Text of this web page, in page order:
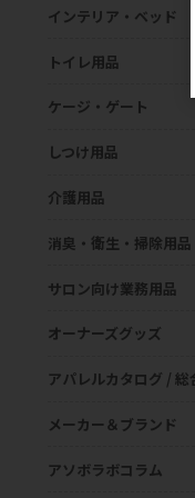
インテリア・ベッド
トイレ用品
ケージ・ゲート
しつけ用品
介護用品
消臭・衛生・掃除用品
サロン向け業務用品
オーナーズグッズ
アパレルカタログ / 総
メーカー＆ブランド
アソボラボコラム